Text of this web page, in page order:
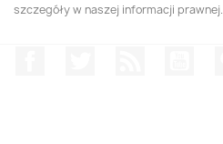
szczegóły w naszej informacji prawnej.